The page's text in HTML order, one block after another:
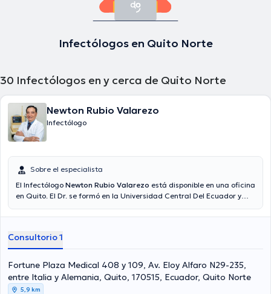
Infectólogos en Quito Norte
30 Infectólogos en y cerca de Quito Norte
Newton Rubio Valarezo
Infectólogo
Sobre el especialista
El Infectólogo Newton Rubio Valarezo está disponible en una oficina
en Quito. El Dr. se formó en la Universidad Central Del Ecuador y
más de años de experiencia laboral en su campo de estudio.
médicas. Newton Rubio Valarezo ha cooperado en cuantiosas
conferencias con la meta de tener una formación continua en su
disciplina de especialización y ha anunciado numerosos
comunicados. Su consulta opcionalmente se puede llevar a cabo en
Español.
Consultorio 1
Fortune Plaza Medical 408 y 109, Av. Eloy Alfaro N29-235,
entre Italia y Alemania, Quito, 170515, Ecuador, Quito Norte
5,9 km